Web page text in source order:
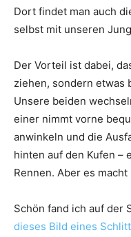
Dort findet man auch
selbst mit unseren
Der Vorteil ist dabei,
ziehen, sondern etwas
Unsere beiden
einer nimmt vorne
anwinkeln und die
hinten auf den Kufen –
Rennen. Aber es
Schön fand ich auf der
dieses Bild eines